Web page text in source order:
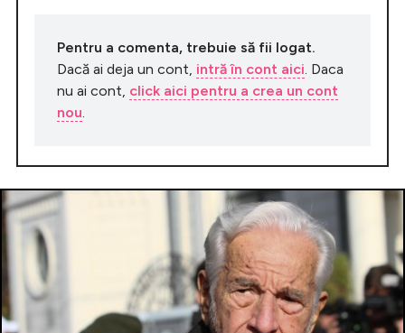
Pentru a comenta, trebuie să fii logat.
Dacă ai deja un cont, intră în cont aici . Daca
nu ai cont, click aici pentru a crea un cont
nou